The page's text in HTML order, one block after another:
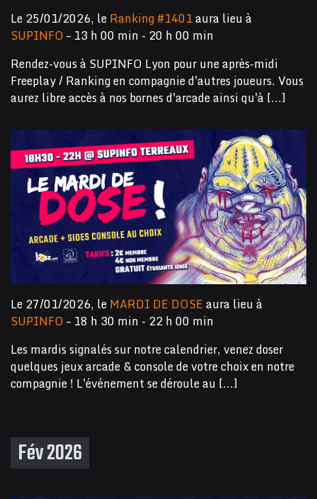
Le 25/01/2026, leRanking #1401aura lieu à
SUPINFO– 13 h 00 min - 20 h 00 min
Rendez-vous à SUPINFO Lyon pour une après-midi
Freeplay / Ranking en compagnie d'autres joueurs. Vous
aurez libre accès à nos bornes d'arcade ainsi qu'à [...]
Le 27/01/2026, leMARDI DE DOSEaura lieu à
SUPINFO– 18 h 30 min - 22 h 00 min
Les mardis signalés sur notre calendrier, venez doser
quelques jeux arcade & console de votre choix en notre
compagnie ! L'événement se déroule au [...]
Fév 2026